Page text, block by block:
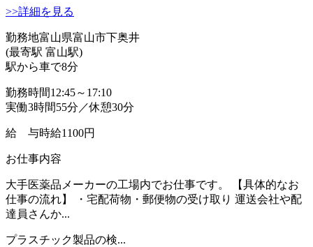
>>詳細を見る
勤務地富山県富山市下奥井
(最寄駅 富山駅)
駅から車で8分
勤務時間12:45～17:10
実働3時間55分／休憩30分
給 与時給1100円
お仕事内容
大手医薬品メーカーの工場内でお仕事です。 【具体的なお
仕事の流れ】 ・宅配荷物・郵便物の受け取り 運送会社や配
達員さんか...
プラスチック製品の検...